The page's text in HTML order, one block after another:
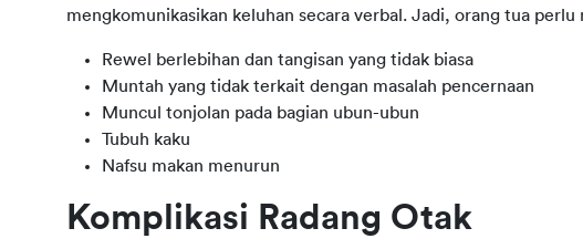
mengkomunikasikan keluhan secara verbal. Jadi, orang tua
Rewel berlebihan dan tangisan yang tidak biasa
Muntah yang tidak terkait dengan masalah pencernaan
Muncul tonjolan pada bagian ubun-ubun
Tubuh kaku
Nafsu makan menurun
Komplikasi Radang Otak